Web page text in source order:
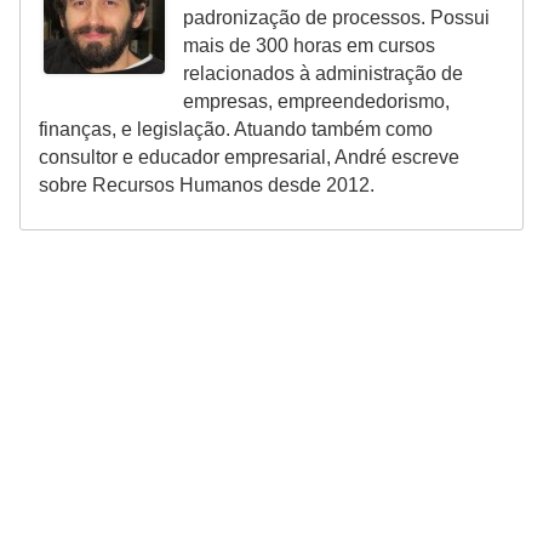
padronização de processos. Possui
mais de 300 horas em cursos
relacionados à administração de
empresas, empreendedorismo,
finanças, e legislação. Atuando também como
consultor e educador empresarial, André escreve
sobre Recursos Humanos desde 2012.
t
o